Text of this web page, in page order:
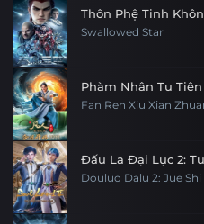
Thôn Phệ Tinh
Swallowed Star
Phàm Nhân Tu Tiên
Fan Ren Xiu Xian
Đấu La Đại Lục 2:
Douluo Dalu 2: Jue Shi